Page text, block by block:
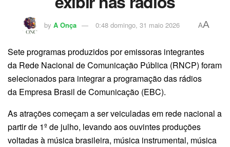
by A Onça 0:48 domingo, 31 maio 2026 AA
Sete programas produzidos por emissoras integrantes
da Rede Nacional de Comunicação Pública (RNCP) foram
selecionados para integrar a programação das rádios
da Empresa Brasil de Comunicação (EBC).
As atrações começam a ser veiculadas em rede nacional a
partir de 1º de julho, levando aos ouvintes produções
voltadas à música brasileira, música instrumental, música